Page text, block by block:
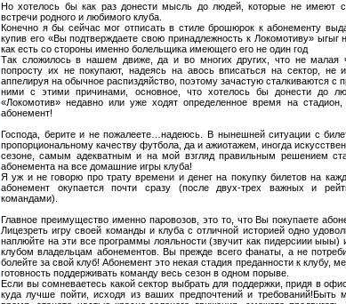
Но хотелось бы как раз донести мысль до людей, которые не имеют
встречи родного и любимого клуба.
Конечно я бы сейчас мог отписать в стиле брошюрок к абонементу
купив его «Вы подтверждаете свою принадлежность к Локомотиву»
как есть со стороны именно болельщика имеющего его не один год
Так сложилось в нашем движе, да и во многих других, что не малая
попросту их не покупают, надеясь на авось вписаться на сектор, не
аппелируя на обычное распиздяйство, поэтому зачастую сталкиваются с
ними с этими причинами, основное, что хотелось бы донести до
«Локомотив» недавно или уже ходят определенное время на
абонемент!
Господа, берите и не пожалеете…надеюсь. В нынешней ситуации с
пропорциональному качеству футбола, да и ажиотажем, иногда
сезоне, самым адекватным и на мой взгляд правильным решением
абонемента на все домашние игры клуба!
Я уж и не говорю про трату времени и денег на покупку билетов на
абонемент окупается почти сразу (после двух-трех важных и
командами).
Главное преимущество именно паровозов, это то, что Вы покупаете
Лицезреть игру своей команды и клуба с отличной историей одно
наплюйте на эти все программы лояльности (звучит как пидерсиии
клубом владельцам абонементов. Вы прежде всего фанаты, а не
болейте за свой клуб! Абонемент это некая стадия преданности к клубу,
готовность поддерживать команду весь сезон в одном порыве.
Если вы сомневаетесь какой сектор выбрать для поддержки, придя в
куда лучше пойти, исходя из ваших предпочтений и требований!Быть